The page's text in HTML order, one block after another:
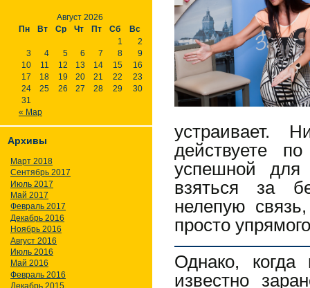
Август 2026
Пн
Вт Ср Чт Пт Сб Вс
« Мар
1
2
3
4 5 6 7 8
9
10
11 12 13 14 15
16
17
18 19 20 21 22
23
24
25 26 27 28 29
30
31
Архивы
Март 2018
Сентябрь 2017
Июль 2017
Май 2017
Февраль 2017
Декабрь 2016
Ноябрь 2016
Август 2016
Июль 2016
Май 2016
Февраль 2016
Декабрь 2015
устраивает.
действуете
успешной
взяться за
нелепую
просто
Однако,
известно